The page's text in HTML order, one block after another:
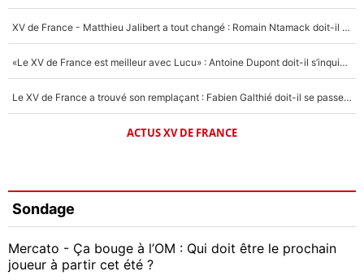
XV de France - Matthieu Jalibert a tout changé : Romain Ntamack doit-il s’inquiéter pour sa place à un an de la Coupe du monde ?
«Le XV de France est meilleur avec Lucu» : Antoine Dupont doit-il s’inquiéter pour sa place ?
Le XV de France a trouvé son remplaçant : Fabien Galthié doit-il se passer d'Antoine Dupont ?
ACTUS XV DE FRANCE
Sondage
Mercato - Ça bouge à l’OM : Qui doit être le prochain
joueur à partir cet été ?